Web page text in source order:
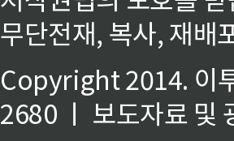
무단전재, 복사, 재배
Copyright 2014. 이
2680 ㅣ 보도자료